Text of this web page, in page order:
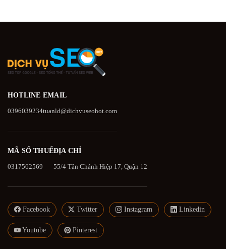
HOTLINE
0396039234
EMAIL
tuanld@dichvuseohot.com
MÃ SỐ THUẾ
0317562569
ĐỊA CHỈ
55/4 Tân Chánh Hiệp 17, Quận 12
Facebook Twitter Instagram Linkedin
Youtube Pinterest